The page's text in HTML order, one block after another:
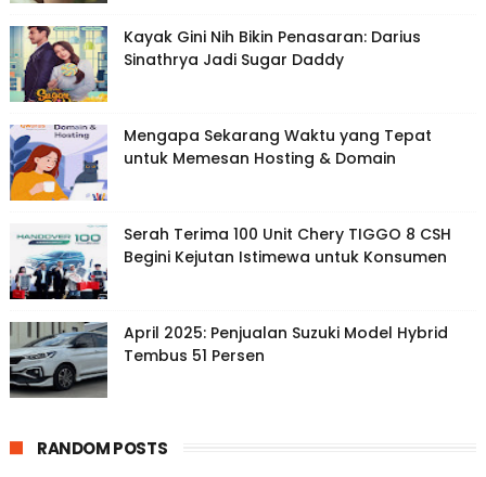
Kayak Gini Nih Bikin Penasaran: Darius
Sinathrya Jadi Sugar Daddy
Mengapa Sekarang Waktu yang Tepat
untuk Memesan Hosting & Domain
Serah Terima 100 Unit Chery TIGGO 8 CSH
Begini Kejutan Istimewa untuk Konsumen
April 2025: Penjualan Suzuki Model Hybrid
Tembus 51 Persen
RANDOM POSTS